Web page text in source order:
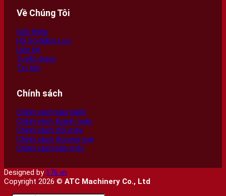
Về Chúng Tôi
Giới thiệu
Hồ Sơ Năng Lực
Liên hệ
Tuyển dụng
Tin tức
Chính sách
Chính sách bảo hành
Chính sách thanh toán
Chính sách đổi máy
Chính sách thương mại
Chính sách bảo mật
Designed by 176.vn
Copyright 2026 © ATC Machinery Co., Ltd